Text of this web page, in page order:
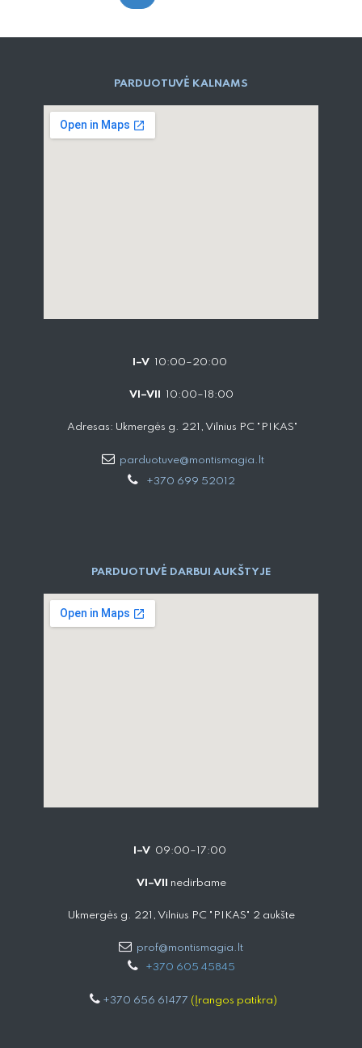
PARD​UOTUVĖ​ KALNAMS
I–V 10:00–20:00
VI–VII 10:00–18:00
Adresas: Ukmergės g. 221, Vilnius PC "PIKAS"
parduotuve@montismagia.lt
+370 699 52012
PARDUOTUVĖ DARBUI AUKŠTYJE
I–V 09:00–17:00
VI–VII nedirbame
Ukmergės g. 221, Vilnius PC "PIKAS" 2 aukšte
prof@montismagia.lt
+370 605 4584​5
+370 656 61477 (Įrangos patikra)